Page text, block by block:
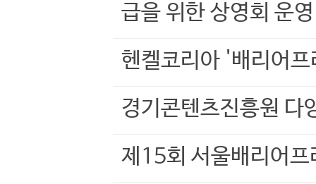
급을 위한 상영회 운영
헨켈코리아 '배리어
경기콘텐츠진흥원 다
제15회 서울배리어프